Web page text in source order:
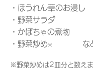
・ほうれん草のお浸し
・野菜サラダ
・かぼちゃの煮物
・野菜炒め ※ な
※野菜炒めは2皿分と数えま